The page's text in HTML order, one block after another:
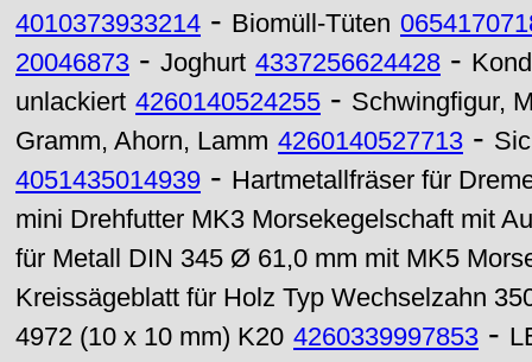
4010373933214 - Biomüll-Tüten
20046873 - Joghurt 4337256624428 -
unlackiert 4260140524255 - Schwingfigur,
Gramm, Ahorn, Lamm 4260140527713 -
4051435014939 - Hartmetallfräser für
mini Drehfutter MK3 Morsekegelschaft mit
für Metall DIN 345 Ø 61,0 mm mit MK5
Kreissägeblatt für Holz Typ Wechselzahn
4972 (10 x 10 mm) K20 4260339997853 -